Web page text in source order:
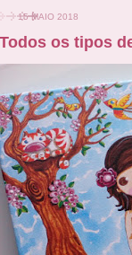
15 MAIO 2018
os tipos